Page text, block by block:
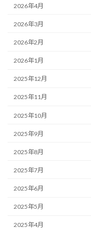
2026年4月
2026年3月
2026年2月
2026年1月
2025年12月
2025年11月
2025年10月
2025年9月
2025年8月
2025年7月
2025年6月
2025年5月
2025年4月